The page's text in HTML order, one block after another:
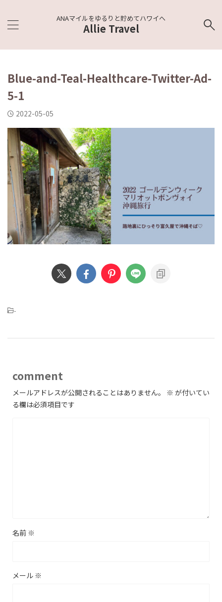
ANAマイルをゆるりと貯めてハワイへ
Allie Travel
Blue-and-Teal-Healthcare-Twitter-Ad-
5-1
2022-05-05
-
comment
メールアドレスが公開されることはありません。 ※ が付いてい
る欄は必須項目です
名前 ※
メール ※